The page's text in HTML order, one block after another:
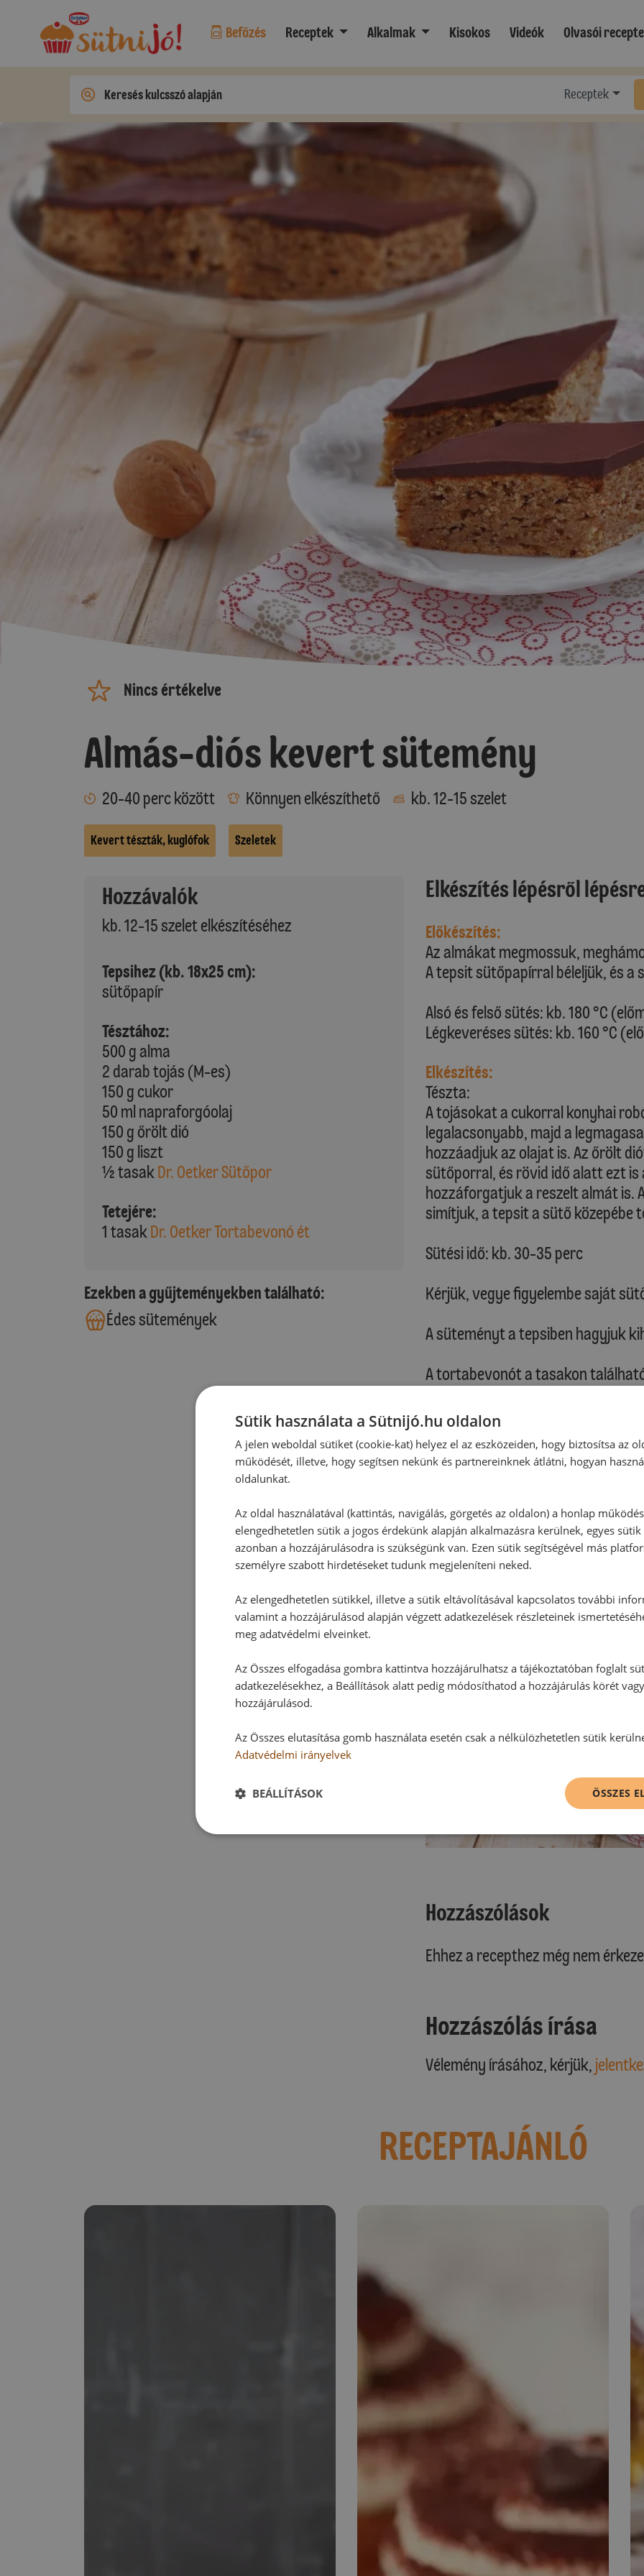
Befőzés Receptek Alkalmak Kisokos Videók Olvasói
Receptek
Nincs értékelve
Almás-diós kevert sütemény
20-40 perc között Könnyen elkészíthető kb. 12-15 szelet
Kevert tészták, kuglófok Szeletek
Hozzávalók
kb. 12-15 szelet elkészítéséhez
Tepsihez (kb. 18x25 cm):
sütőpapír
Tésztához:
500 g alma
2 darab tojás (M-es)
150 g cukor
50 ml napraforgóolaj
150 g őrölt dió
150 g liszt
½ tasakDr. Oetker Sütőpor
Tetejére:
1 tasakDr. Oetker Tortabevonó ét
Ezekben a gyűjteményekben található:
Édes sütemények
Elkészítés lépésről
Előkészítés:
Az almákat megmossuk,
A tepsit sütőpapírral béleljük, és a
Alsó és felső sütés: kb. 180 °C
Légkeveréses sütés: kb. 160 °C
Elkészítés:
Tészta:
A tojásokat a cukorral konyhai
legalacsonyabb, majd a
hozzáadjuk az olajat is. Az őrölt
sütőporral, és rövid idő alatt ezt
hozzáforgatjuk a reszelt almát is.
simítjuk, a tepsit a sütő közepébe
Sütési idő: kb. 30-35 perc
Kérjük, vegye figyelembe saját
A süteményt a tepsiben hagyjuk
A tortabevonót a tasakon
olvasztott csokoládét
elkenjük, és hagyjuk
tálaljuk.
Tipp:
A kész, kihűlt süteményt
lekvárral.
Hozzászólások
Ehhez a recepthez még nem
Hozzászólás írása
Vélemény írásához, kérjük,
RECEPTAJÁNLÓ
Sütik használata a Sütnijó.hu oldalon
A jelen weboldal sütiket (cookie-kat) helyez el az eszközeiden, hogy biztosítsa az
működését, illetve, hogy segítsen nekünk és partnereinknek átlátni, hogyan
oldalunkat.
Az oldal használatával (kattintás, navigálás, görgetés az oldalon) a honlap
elengedhetetlen sütik a jogos érdekünk alapján alkalmazásra kerülnek, egyes
azonban a hozzájárulásodra is szükségünk van. Ezen sütik segítségével más
személyre szabott hirdetéseket tudunk megjeleníteni neked.
Az elengedhetetlen sütikkel, illetve a sütik eltávolításával kapcsolatos további
valamint a hozzájárulásod alapján végzett adatkezelések részleteinek
meg adatvédelmi elveinket.
Az Összes elfogadása gombra kattintva hozzájárulhatsz a tájékoztatóban foglalt
adatkezelésekhez, a Beállítások alatt pedig módosíthatod a hozzájárulás körét
hozzájárulásod.
Az Összes elutasítása gomb használata esetén csak a nélkülözhetetlen sütik
Adatvédelmi irányelvek
ÖSSZES
BEÁLLÍTÁSOK